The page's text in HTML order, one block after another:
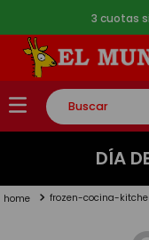
3 cuotas
Buscar
TÉRMINOS MÁS
2.
lego
DÍA
frozen-cocina-